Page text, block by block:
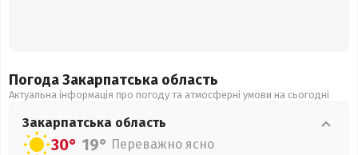
Погода Закарпатська область
Актуальна інформація про погоду та атмосферні умови на сьогодні
Закарпатська область
30° 19° Переважно ясно